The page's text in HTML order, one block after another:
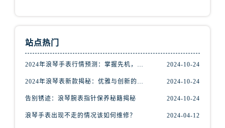
站点热门
2024年浪琴手表行情预测：掌握先机，尽享潮流魅力 2024-10-24
2024年浪琴表新款揭秘：优雅与创新的完美融合 2024-10-24
告别锈迹：浪琴腕表指针保养秘籍揭秘 2024-10-24
浪琴手表出现不走的情况该如何维修？ 2024-04-12